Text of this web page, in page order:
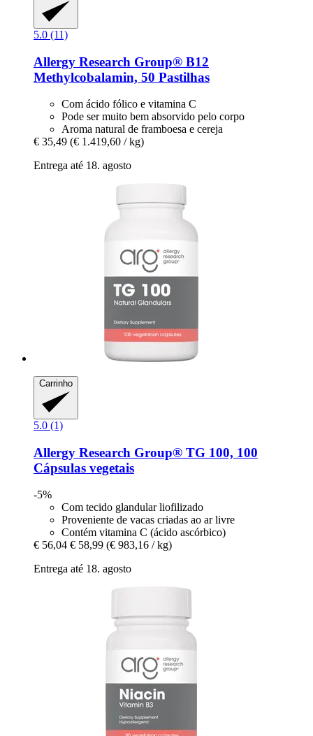
5.0 (11)
Allergy Research Group® B12
Methylcobalamin, 50 Pastilhas
Com ácido fólico e vitamina C
Pode ser muito bem absorvido pelo corpo
Aroma natural de framboesa e cereja
€ 35,49 (€ 1.419,60 / kg)
Entrega até 18. agosto
Carrinho
5.0 (1)
Allergy Research Group® TG 100, 100
Cápsulas vegetais
-5%
Com tecido glandular liofilizado
Proveniente de vacas criadas ao ar livre
Contém vitamina C (ácido ascórbico)
€ 56,04 € 58,99 (€ 983,16 / kg)
Entrega até 18. agosto